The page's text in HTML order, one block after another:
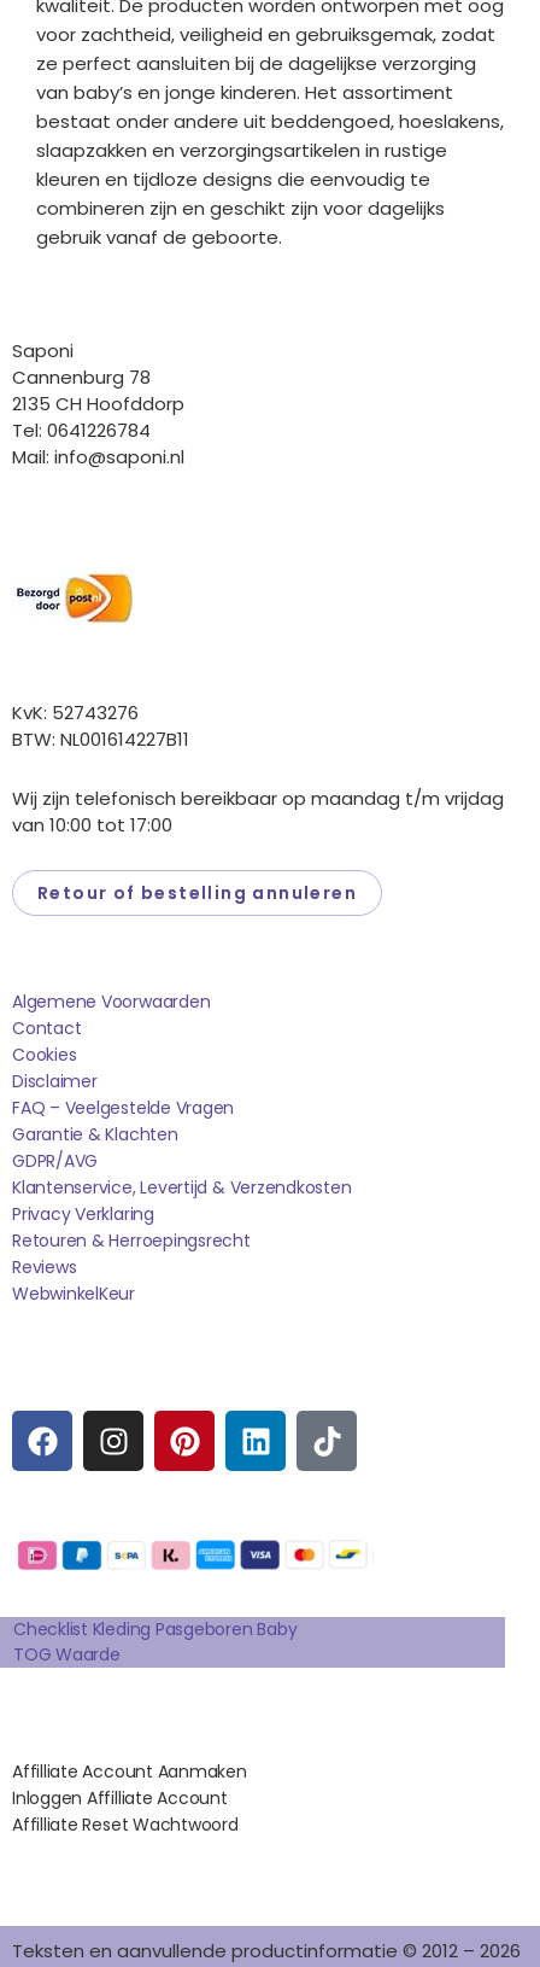
voor zachtheid, veiligheid en gebruiksgemak, zodat
ze perfect aansluiten bij de dagelijkse verzorging
van baby’s en jonge kinderen. Het assortiment
bestaat onder andere uit beddengoed, hoeslakens,
slaapzakken en verzorgingsartikelen in rustige
kleuren en tijdloze designs die eenvoudig te
combineren zijn en geschikt zijn voor dagelijks
gebruik vanaf de geboorte.
Saponi
Cannenburg 78
2135 CH Hoofddorp
Tel: 0641226784
Mail: info@saponi.nl
KvK: 52743276
BTW: NL001614227B11
Wij zijn telefonisch bereikbaar op maandag t/m vrijdag
van 10:00 tot 17:00
Retour of bestelling annuleren
Algemene Voorwaarden
Contact
Cookies
Disclaimer
FAQ – Veelgestelde Vragen
Garantie & Klachten
GDPR/AVG
Klantenservice, Levertijd & Verzendkosten
Privacy Verklaring
Retouren & Herroepingsrecht
Reviews
WebwinkelKEur
F
A
C
B
O
O
K
I
N
S
A
R
A
M
P
I
N
E
R
E
S
T
L
I
N
E
D
I
N
T
I
K
O
K
Checklist Kleding Pasgeboren Baby
TOG Waarde
Affilliate Account Aanmaken
Inloggen Affilliate Account
Affilliate Reset Wachtwoord
Teksten en aanvullende productinformatie © 2012 – 2026